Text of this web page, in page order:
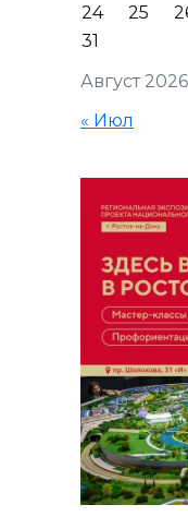
Август 2026
24
25
31
« Июл